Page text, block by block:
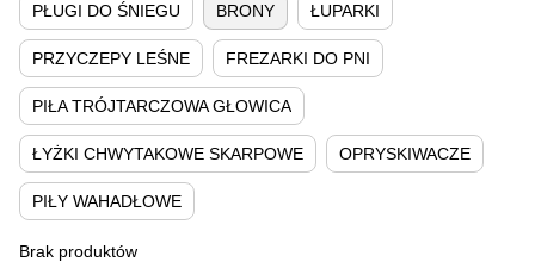
PŁUGI DO ŚNIEGU BRONY ŁUPARKI
PRZYCZEPY LEŚNE FREZARKI DO PNI
PIŁA TRÓJTARCZOWA GŁOWICA
ŁYŻKI CHWYTAKOWE SKARPOWE OPRYSKIWACZE
PIŁY WAHADŁOWE
Brak produktów